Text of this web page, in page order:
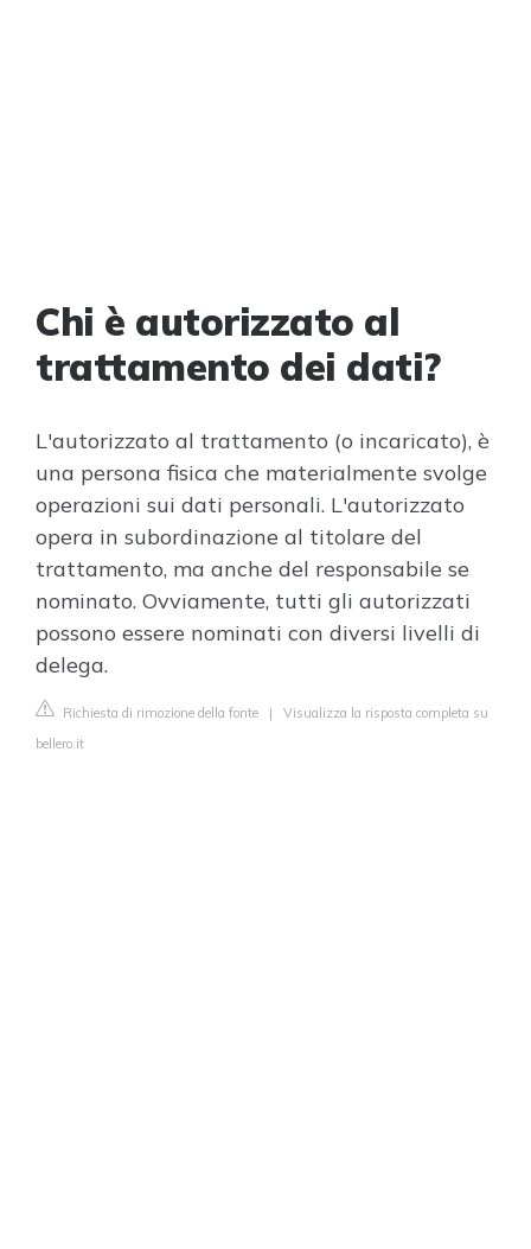
Chi è autorizzato al
trattamento dei dati?
L'autorizzato al trattamento (o incaricato), è
una persona fisica che materialmente svolge
operazioni sui dati personali. L'autorizzato
opera in subordinazione al titolare del
trattamento, ma anche del responsabile se
nominato. Ovviamente, tutti gli autorizzati
possono essere nominati con diversi livelli di
delega.
Richiesta di rimozione della fonte | Visualizza la risposta completa su
bellero.it